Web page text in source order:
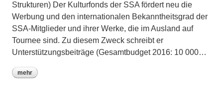
Strukturen) Der Kulturfonds der SSA fördert neu die
Werbung und den internationalen Bekanntheitsgrad der
SSA-Mitglieder und ihrer Werke, die im Ausland auf
Tournee sind. Zu diesem Zweck schreibt er
Unterstützungsbeiträge (Gesamtbudget 2016: 10 000…
mehr